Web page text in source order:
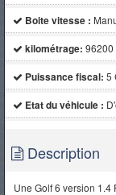
Boite vitesse :
kilométrage: 96200
Puissance fiscal: 5
Etat du véhicule :
Description
Une Golf 6 version 1.4